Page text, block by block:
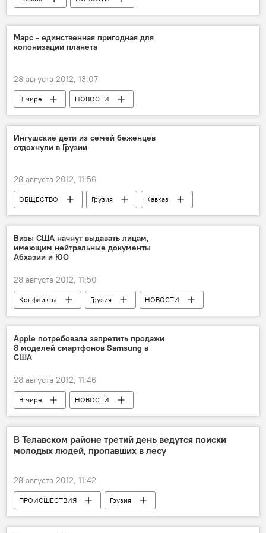
Марс - единственная пригодная для
колонизации планета
28 августа 2012, 13:07
В мире НОВОСТИ
Ингушские дети из семей беженцев
отдохнули в Грузии
28 августа 2012, 11:56
ОБЩЕСТВО Грузия
Кавказ
НОВОСТИ
Визы США начнут выдавать лицам,
имеющим нейтральные документы
Абхазии и ЮО
28 августа 2012, 11:50
Конфликты Грузия НОВОСТИ
Apple потребовала запретить продажи
8 моделей смартфонов Samsung в
США
28 августа 2012, 11:46
В мире НОВОСТИ
В Телавском районе третий день ведутся поиски
молодых людей, пропавших в лесу
28 августа 2012, 11:42
ПРОИСШЕСТВИЯ
Грузия
НОВОСТИ